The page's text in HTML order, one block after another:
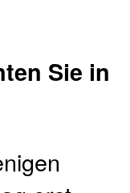
Sie in